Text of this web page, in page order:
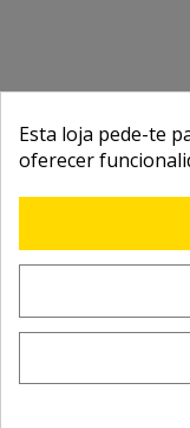
Esta loja pede-te
oferecer